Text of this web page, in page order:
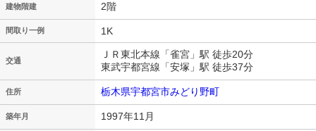
建物階建 2階
間取り一例 1K
交通
ＪＲ東北本線「雀宮」駅 徒歩20分
東武宇都宮線「安塚」駅 徒歩37分
住所 栃木県宇都宮市みどり野町
築年月 1997年11月